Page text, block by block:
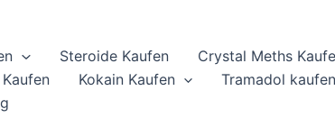
Steroide Kaufen Crystal Meths
Kokain Kaufen Tramadol kaufen